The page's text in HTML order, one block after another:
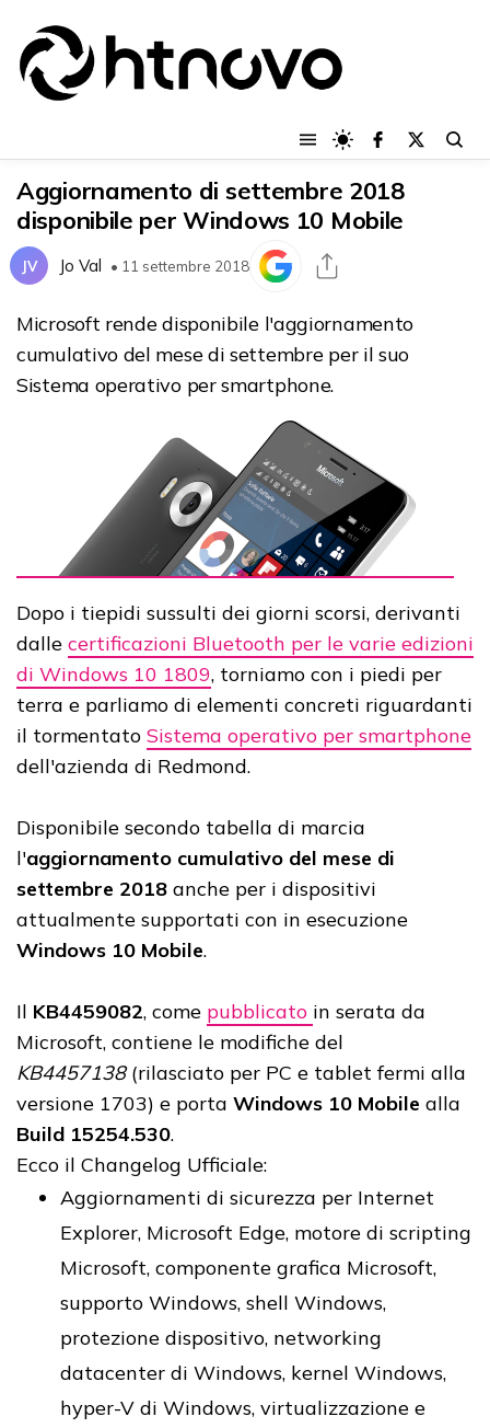
Aggiornamento di settembre 2018
disponibile per Windows 10 Mobile
JV Jo Val • 11 settembre 2018
Microsoft rende disponibile l'aggiornamento
cumulativo del mese di settembre per il suo
Sistema operativo per smartphone.
Dopo i tiepidi sussulti dei giorni scorsi, derivanti
dalle certificazioni Bluetooth per le varie edizioni
di Windows 10 1809, torniamo con i piedi per
terra e parliamo di elementi concreti riguardanti
il tormentato Sistema operativo per smartphone
dell'azienda di Redmond.
Disponibile secondo tabella di marcia
l'aggiornamento cumulativo del mese di
settembre 2018 anche per i dispositivi
attualmente supportati con in esecuzione
Windows 10 Mobile.
Il KB4459082, come pubblicato in serata da
Microsoft, contiene le modifiche del
KB4457138(rilasciato per PC e tablet fermi alla
versione 1703) e porta Windows 10 Mobile alla
Build 15254.530.
Ecco il Changelog Ufficiale:
Aggiornamenti di sicurezza per Internet
Explorer, Microsoft Edge, motore di scripting
Microsoft, componente grafica Microsoft,
supporto Windows, shell Windows,
protezione dispositivo, networking
datacenter di Windows, kernel Windows,
hyper-V di Windows, virtualizzazione e